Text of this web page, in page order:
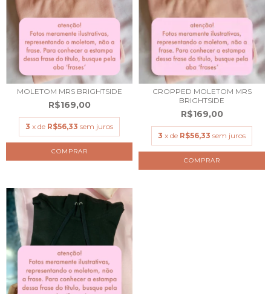
MOLETOM MRS BRIGHTSIDE
R$169,00
3 x de R$56,33 sem juros
COMPRAR
CROPPED MOLETOM MRS
BRIGHTSIDE
R$169,00
3 x de R$56,33 sem juros
COMPRAR